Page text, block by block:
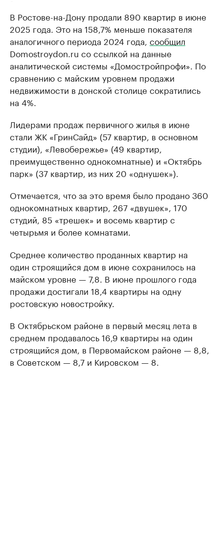
В Ростове-на-Дону продали 890 квартир в июне
2025 года. Это на 158,7% меньше показателя
аналогичного периода 2024 года, сообщил
Domostroydon.ru со ссылкой на данные
аналитической системы «Домостройпрофи». По
сравнению с майским уровнем продажи
недвижимости в донской столице сократились
на 4%.
Лидерами продаж первичного жилья в июне
стали ЖК «ГринСайд» (57 квартир, в основном
студии), «Левобережье» (49 квартир,
преимущественно однокомнатные) и «Октябрь
парк» (37 квартир, из них 20 «однушек»).
Отмечается, что за это время было продано 360
однокомнатных квартир, 267 «двушек», 170
студий, 85 «трешек» и восемь квартир с
четырьмя и более комнатами.
Среднее количество проданных квартир на
один строящийся дом в июне сохранилось на
майском уровне — 7,8. В июне прошлого года
продажи достигали 18,4 квартиры на одну
ростовскую новостройку.
В Октябрьском районе в первый месяц лета в
среднем продавалось 16,9 квартиры на один
строящийся дом, в Первомайском районе — 8,8,
в Советском — 8,7 и Кировском — 8.